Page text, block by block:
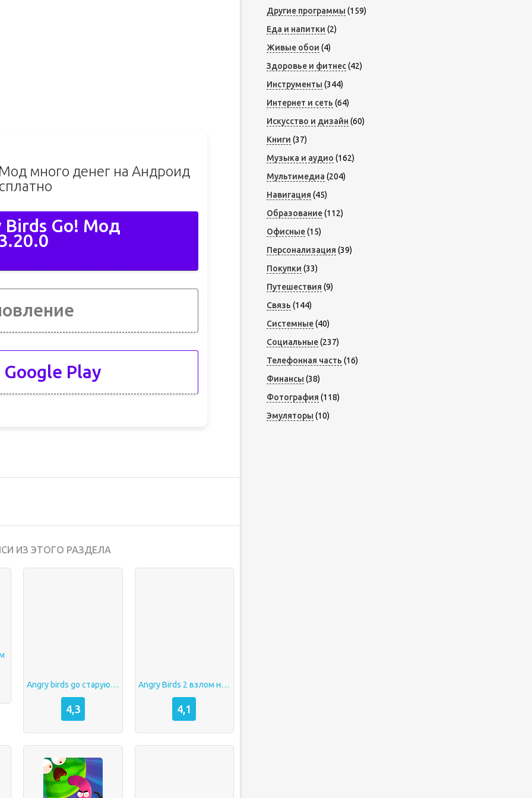
много денег на Андроид
Birds Go! Мод
Play
ИЗ ЭТОГО РАЗДЕЛА
Angry birds go старую версию
4,3
Angry Birds 2 взлом на энергию
4,1
Другие программы (159)
Еда и напитки (2)
Живые обои (4)
Здоровье и фитнес(42)
Инструменты (344)
Интернет и сеть (64)
Искусство и дизайн (60)
Книги (37)
Музыка и аудио (162)
Мультимедиа (204)
Навигация (45)
Образование(112)
Офисные(15)
Персонализация (39)
Покупки (33)
Путешествия (9)
Связь (144)
Системные(40)
Социальные(237)
Телефонная часть (16)
Финансы (38)
Фотография (118)
Эмуляторы (10)